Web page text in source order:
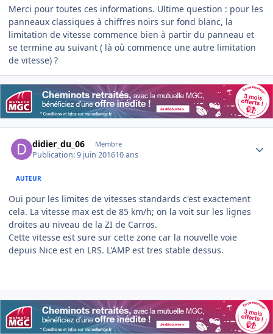
Merci pour toutes ces informations. Ultime question : pour les
panneaux classiques à chiffres noirs sur fond blanc, la
limitation de vitesse commence bien à partir du panneau et
se termine au suivant ( là où commence une autre limitation
de vitesse) ?
didier_du_06 Membre
Publication:9 juin 201610 ans
AUTEUR
Oui pour les limites de vitesses standards c'est exactement
cela. La vitesse max est de 85 km/h; on la voit sur les lignes
droites au niveau de la ZI de Carros.
Cette vitesse est sure sur cette zone car la nouvelle voie
depuis Nice est en LRS. L'AMP est tres stable dessus.